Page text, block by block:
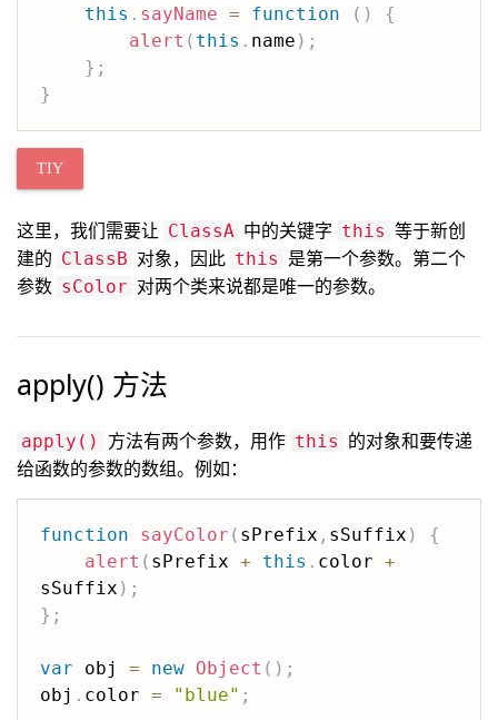
this . sayName = function ( )
{
alert ( this . name ) ;
} ;
}
TIY
这里，我们需要让 ClassA 中的关键字 this 等于新创
建的 ClassB 对象，因此 this 是第一个参数。第二个
参数 sColor 对两个类来说都是唯一的参数。
apply() 方法
apply() 方法有两个参数，用作 this 的对象和要传递
给函数的参数的数组。例如：
function sayColor ( sPrefix , sSuffix )
{
alert ( sPrefix + this . color +
sSuffix ) ;
} ;
var obj = new Object ( ) ;
obj . color = "blue" ;